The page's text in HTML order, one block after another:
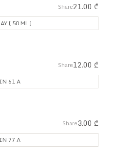
21.00 ₾
Share
12.00 ₾
Share
3.00 ₾
Share